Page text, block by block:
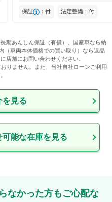
保証 ：付 法定整備：付
期あんしん保証（有償）、国産車なら納
（車両本体価格での買い取り）なら返品
店舗にお問い合わせください。
りません。また、当社自社ローンご利用
を見る
能な在庫を見る
なかった方もご心配な